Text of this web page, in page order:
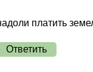
платить
Ответить